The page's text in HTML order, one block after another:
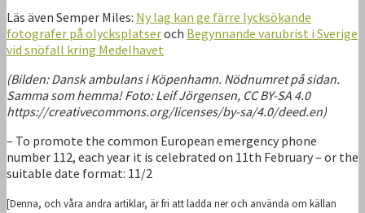
Läs även Semper Miles: Ny lag kan ge färre lycksökande
fotografer på olycksplatseroch Begynnande varubrist i Sverige
vid snöfall kring Medelhavet
(Bilden: Dansk ambulans i Köpenhamn. Nödnumret på sidan.
Samma som hemma! Foto: Leif Jörgensen, CC BY-SA 4.0
https://creativecommons.org/licenses/by-sa/4.0/deed.en)
– To promote the common European emergency phone
number 112, each year it is celebrated on 11th February – or the
suitable date format: 11/2
[Denna, och våra andra artiklar, är fri att ladda ner och använda om källan